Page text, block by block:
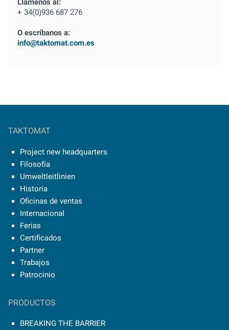
Llámenos al:
+ 34(0)936 687 276
O escríbanos a:
info@taktomat.com.es
TAKTOMAT
Project new headquarters
Filosofía
Umweltleitlinien
Historia
Oficinas de ventas
Internacional
Ferias
Certificados
Partner
Trabajos
Patrocinio
PRODUCTOS
BREAKING THE BARRIER